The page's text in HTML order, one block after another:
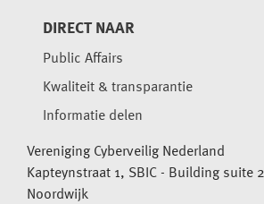
DIRECT NAAR
Public Affairs
Kwaliteit & transparantie
Informatie delen
Vereniging Cyberveilig Nederland
Kapteynstraat 1, SBIC - Building suite
Noordwijk